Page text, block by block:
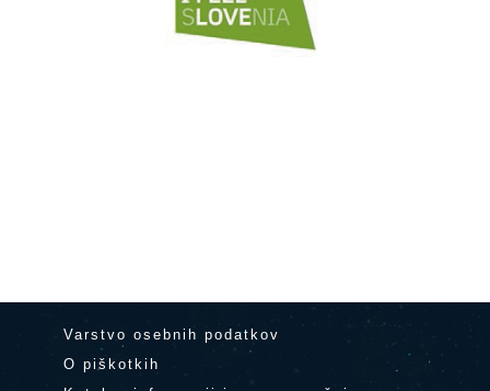
Varstvo osebnih podatkov
O piškotkih